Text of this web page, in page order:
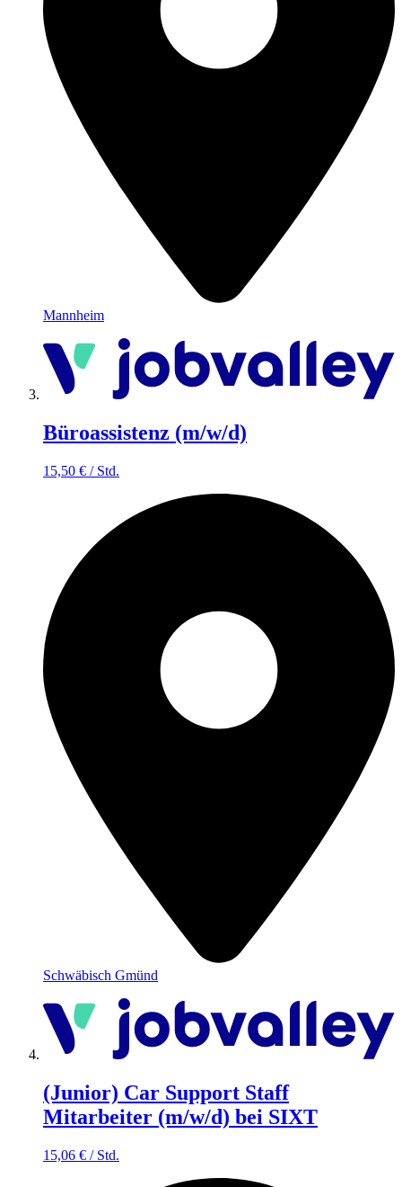
Mannheim
Büroassistenz (m/w/d)
15,50 € / Std.
Schwäbisch Gmünd
(Junior) Car Support Staff
Mitarbeiter (m/w/d) bei SIXT
15,06 € / Std.